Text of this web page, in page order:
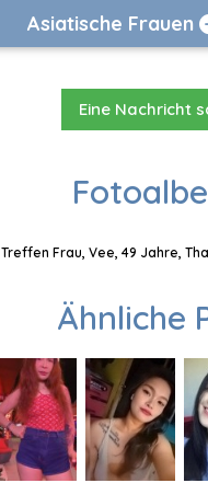
Asiatische Frauen
Eine Nachricht
Treffen Frau, Vee, 49 Jahre,
Ähnliche